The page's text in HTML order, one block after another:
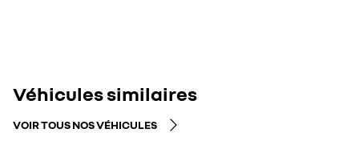
Véhicules similaires
VOIR TOUS NOS VÉHICULES